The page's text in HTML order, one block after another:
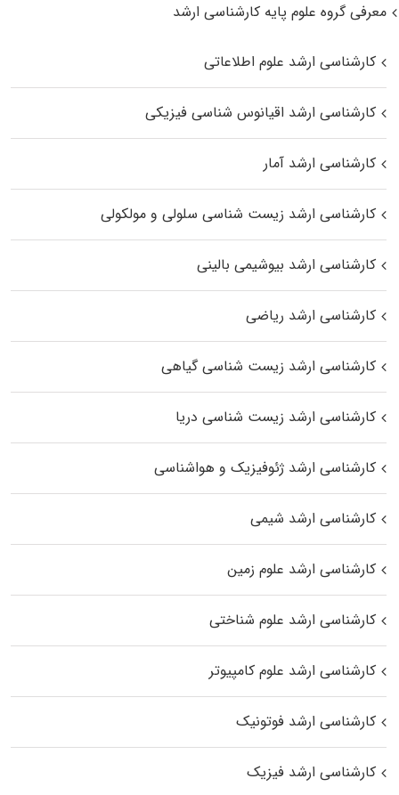
معرفی گروه علوم پایه کارشناسی ارشد
کارشناسی ارشد علوم اطلاعاتی
کارشناسی ارشد اقیانوس‌ شناسی فیزیکی
کارشناسی ارشد آمار
کارشناسی ارشد زیست شناسی سلولی و مولکولی
کارشناسی ارشد بیوشیمی بالینی
کارشناسی ارشد ریاضی
کارشناسی ارشد زیست‌ شناسی گیاهی
کارشناسی ارشد زیست‌ شناسی دریا
کارشناسی ارشد ژئوفیزیک و هواشناسی
کارشناسی ارشد شیمی
کارشناسی ارشد علوم زمین
کارشناسی ارشد علوم شناختی
کارشناسی ارشد علوم کامپیوتر
کارشناسی ارشد فوتونیک
کارشناسی ارشد فیزیک